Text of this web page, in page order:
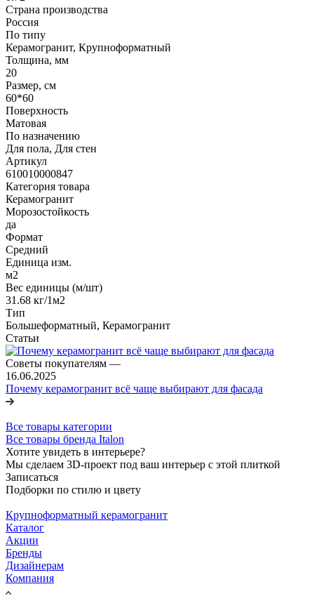
Страна производства
Россия
По типу
Керамогранит, Крупноформатный
Толщина, мм
20
Размер, см
60*60
Поверхность
Матовая
По назначению
Для пола, Для стен
Артикул
610010000847
Категория товара
Керамогранит
Морозостойкость
да
Формат
Средний
Единица изм.
м2
Вес единицы (м/шт)
31.68 кг/1м2
Тип
Большеформатный, Керамогранит
Статьи
Советы покупателям —
16.06.2025
Почему керамогранит всё чаще выбирают для фасада
Все товары категории
Все товары бренда Italon
Хотите увидеть в интерьере?
Мы сделаем 3D-проект под ваш интерьер с этой плиткой
Записаться
Подборки по стилю и цвету
Крупноформатный керамогранит
Каталог
Акции
Бренды
Дизайнерам
Компания